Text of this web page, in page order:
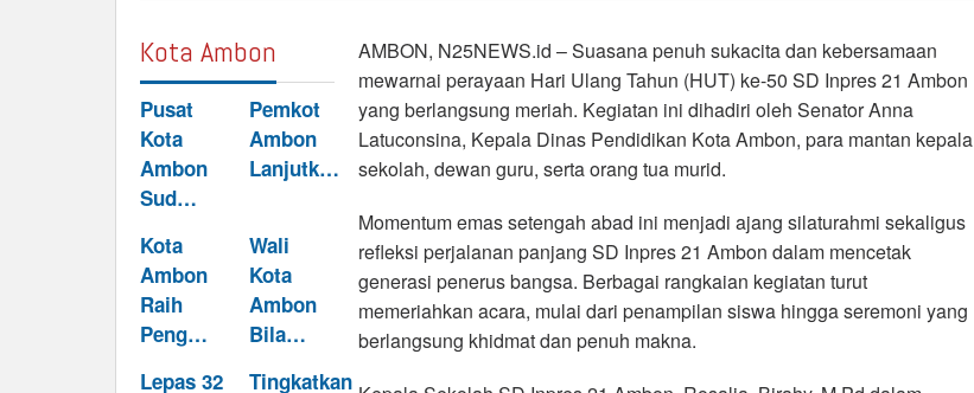
Menuju
Depan
Kota Ambon
Pusat
Kota
Ambon
Sud…
Pemkot
Ambon
Lanjutk…
Kota
Ambon
Raih
Peng…
Wali
Kota
Ambon
Bila…
Lepas 32
Tingkatkan
AMBON, N25NEWS.id – Suasana penuh sukacita dan kebersamaan
mewarnai perayaan Hari Ulang Tahun (HUT) ke-50 SD Inpres 21 Ambon
yang berlangsung meriah. Kegiatan ini dihadiri oleh Senator Anna
Latuconsina, Kepala Dinas Pendidikan Kota Ambon, para mantan kepala
sekolah, dewan guru, serta orang tua murid.
Momentum emas setengah abad ini menjadi ajang silaturahmi sekaligus
refleksi perjalanan panjang SD Inpres 21 Ambon dalam mencetak
generasi penerus bangsa. Berbagai rangkaian kegiatan turut
memeriahkan acara, mulai dari penampilan siswa hingga seremoni yang
berlangsung khidmat dan penuh makna.